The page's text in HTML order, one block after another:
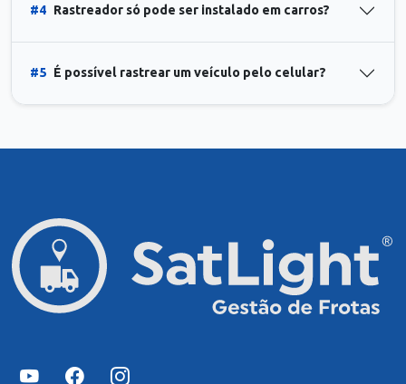
#4 Rastreador só pode ser instalado em carros?
#5 É possível rastrear um veículo pelo celular?